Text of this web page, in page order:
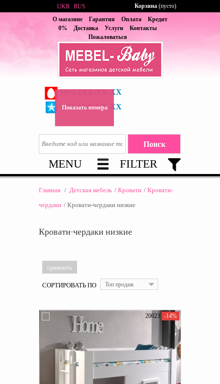
О магазине Гарантия Оплата
Кредит
0%
Доставка Услуги
Контакты
Пожаловаться
2XX-XX-XX
(067) 6XX-XX-XX
Показать номера
UKR RUS Корзина (пусто)
MENU FILTER
Главная / Детская мебель / Кровати / Кровати-
чердаки / Кровати-чердаки низкие
Кровати-чердаки низкие
СОРТИРОВАТЬ ПО Топ продаж
20023 -14%